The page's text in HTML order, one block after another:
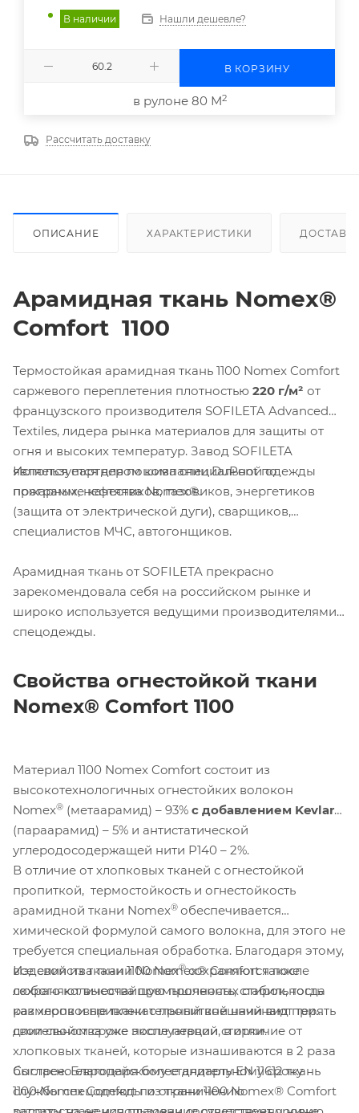
В наличии Нашли дешевле?
В КОРЗИНУ
в рулоне 80 М2
Рассчитать доставку
ОПИСАНИЕ ХАРАКТЕРИСТИКИ
Арамидная ткань Nomex®
Comfort 1100
Термостойкая арамидная ткань 1100 Nomex Comfort
саржевого переплетения плотностью 220 г/м² от
французского производителя SOFILETA Advanced
Textiles, лидера рынка материалов для защиты от
огня и высоких температур. Завод SOFILETA
является партнером компании DuPont по
программе качества Nomex®.
Используется для пошива специальной одежды
пожарных, нефтяников, газовиков, энергетиков
(защита от электрической дуги), сварщиков,
специалистов МЧС, автогонщиков.
Арамидная ткань от SOFILETA прекрасно
зарекомендовала себя на российском рынке и
широко используется ведущими производителями
спецодежды.
Свойства огнестойкой ткани
Nomex® Comfort 1100
Материал 1100 Nomex Comfort состоит из
высокотехнологичных огнестойких волокон
Nomex® (метаарамид) – 93% с добавлением Kevlar
(параарамид) – 5% и антистатической
углеродосодержащей нити P140 – 2%.
В отличие от хлопковых тканей с огнестойкой
пропиткой, термостойкость и огнестойкость
арамидной ткани Nomex® обеспечивается
химической формулой самого волокна, для этого не
требуется специальная обработка. Благодаря этому,
все свойства ткани Nomex®сохраняются после
любого количества промышленных стирок, тогда
как хлопковые ткани с пропиткой начинают терять
свои свойства уже после первой стирки.
Изделия из ткани 1100 Nomex® Comfort также
сохраняют высочайшую прочность, стабильность
размеров и привлекательный внешний вид при
длительном сроке эксплуатации, в отличие от
хлопковых тканей, которые изнашиваются в 2 раза
быстрее. Благодаря более длительному сроку
службы спецодежды из ткани 1100 Nomex® Comfort
Согласно европейскому стандарту EN 11612 ткань
1100 Nomex Comfort по ограничению